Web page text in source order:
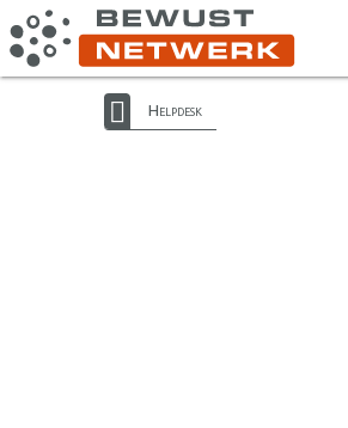
Helpdesk